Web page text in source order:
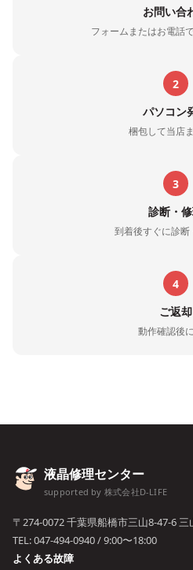
お問い合
フォームまたはお電話
2
パソコン
梱包して当店
3
診断・
到着後すぐに診断
4
ご返却
動作確認後
液晶修理センター
supported by 株式会社D-LIFE
〒274-0072 千葉県船橋市三山8-47-6
TEL:047-494-0940/ 9:00〜18:00
よくある故障